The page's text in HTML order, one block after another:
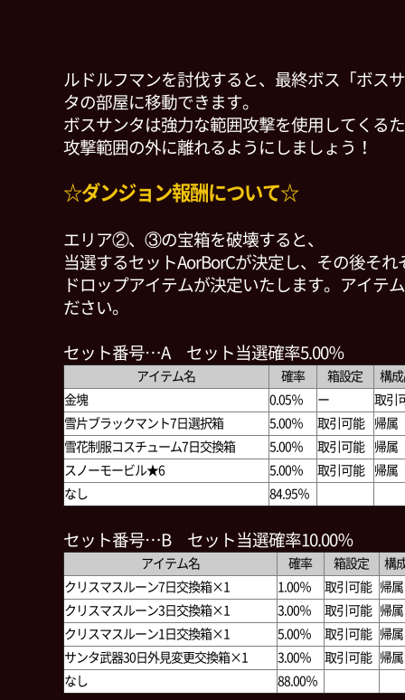
ルドルフマンを討伐すると、最終ボス「ボス
タの部屋に移動できます。
ボスサンタは強力な範囲攻撃を使用してくる
攻撃範囲の外に離れるようにしましょう！
☆ダンジョン報酬について☆
エリア②、③の宝箱を破壊すると、
当選するセットAorBorCが決定し、その後そ
ドロップアイテムが決定いたします。アイテ
ださい。
セット番号…A セット当選確率5.00％
アイテム名 確率 箱設定
構
金塊
0.05％ ー
取引
雪片ブラックマント7日選択箱
5.00％ 取引可能
帰属
雪花制服コスチューム7日交換箱
5.00％ 取引可能
帰属
スノーモービル★6
5.00％ 取引可能
帰属
なし
84.95％
セット番号…B セット当選確率10.00％
アイテム名 確率 箱設定
構
クリスマスルーン7日交換箱×1
1.00％ 取引可能
帰属
クリスマスルーン3日交換箱×1
3.00％ 取引可能
帰属
クリスマスルーン1日交換箱×1
5.00％ 取引可能
帰属
サンタ武器30日外見変更交換箱×1
3.00％ 取引可能
帰属
なし
88.00％